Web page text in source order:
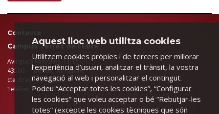
Contacte
Campus Terres de l’Ebre
Avinguda Remolins, 13-15
43500 – Tortosa, Tarragona
cte.direccio@urv.cat
Telèfon: 977 464 000
Aquest lloc web utilitza cookies
Utilitzem cookies pròpies i de tercers per millorar
l’experiència d’usuari, analitzar el trànsit, la vostra
navegació al web i personalitzar el contingut.
Podeu “Acceptar totes les cookies”, “Configurar
les cookies” que voleu acceptar o bé “Rebutjar-les
totes” (excepte les cookies tècniques que són